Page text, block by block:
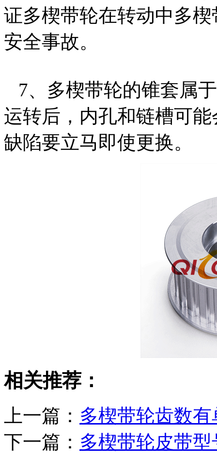
证多楔带轮在转动中多
安全事故。
7、多楔带轮的锥套属
运转后，内孔和链槽可
缺陷要立马即使更换。
相关推荐：
上一篇： 多楔带轮齿数
下一篇： 多楔带轮皮带